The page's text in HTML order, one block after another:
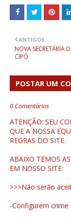
ANTIGOS
NOVA SECRETÁRIA
CIPÓ
POSTAR UM
0 Comentários
ATENÇÃO: SEU
QUE A NOSSA
REGRAS DO SITE.
ABAIXO TEMOS
EM NOSSO SITE:
>>>Não serão
-Configurem